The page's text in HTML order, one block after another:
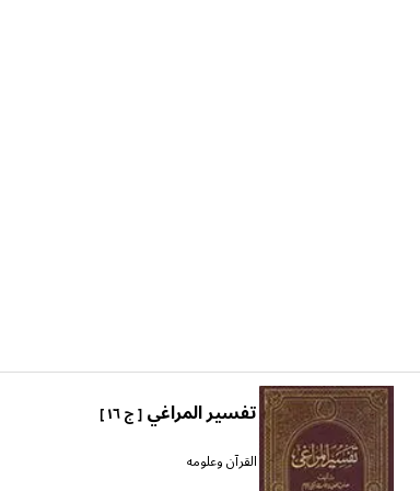
تفسير المراغي[ ج ١٦ ]
القرآن وعلومه